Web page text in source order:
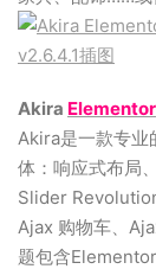
Akira Elementor
Akira是一款专业
体：响应式布局
Slider
Ajax 购物车、
题包含